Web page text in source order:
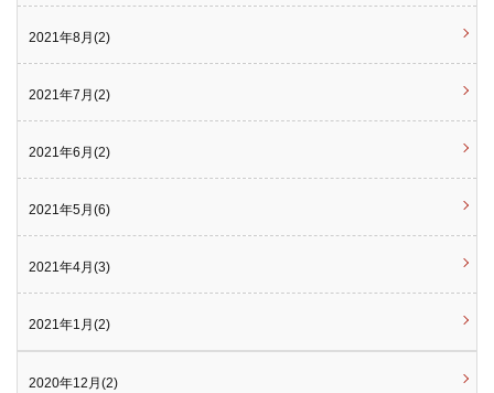
2021年8月(2)
2021年7月(2)
2021年6月(2)
2021年5月(6)
2021年4月(3)
2021年1月(2)
2020年12月(2)